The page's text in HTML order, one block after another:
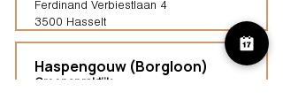
Ferdinand Verbiestlaan 4
3500 Hasselt
Haspengouw (Borgloon)